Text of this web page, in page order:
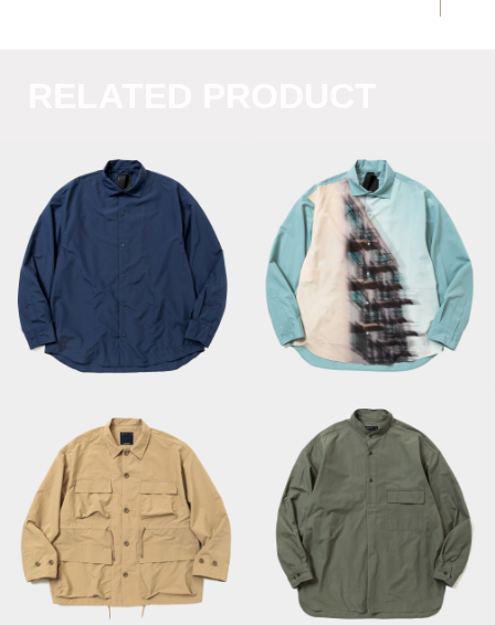
Feather Smooth
Snap SH/Navy
Feather Smooth
Snap SH×Ola
Kolehmainen/Sax
Paper Touch
Feather
Blouson/Beige
Uniform Poplin
Officer’s SH/Sage
Green